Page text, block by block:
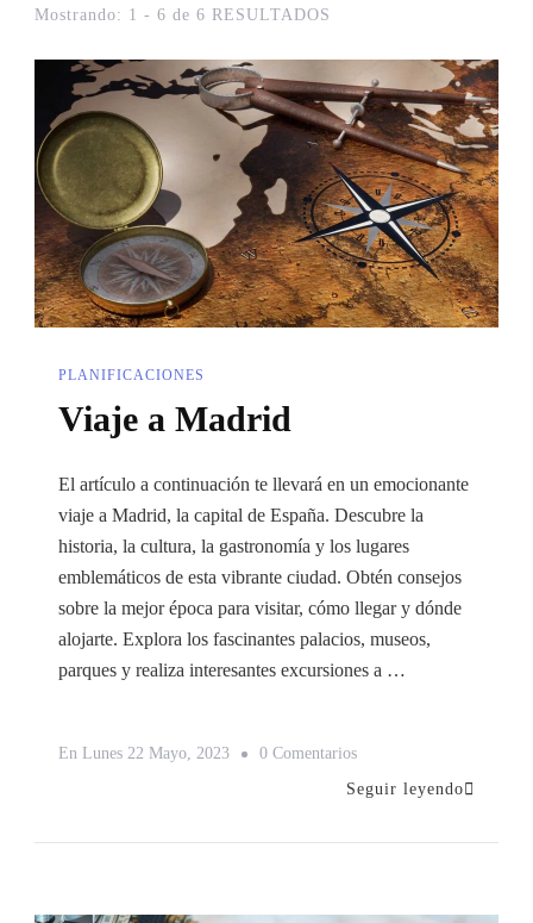
Mostrando: 1 - 6 de 6 RESULTADOS
PLANIFICACIONES
Viaje a Madrid
El artículo a continuación te llevará en un emocionante
viaje a Madrid, la capital de España. Descubre la
historia, la cultura, la gastronomía y los lugares
emblemáticos de esta vibrante ciudad. Obtén consejos
sobre la mejor época para visitar, cómo llegar y dónde
alojarte. Explora los fascinantes palacios, museos,
parques y realiza interesantes excursiones a …
En Lunes 22 Mayo, 2023 0 ComentariosEn
Viaje
Seguir leyendo